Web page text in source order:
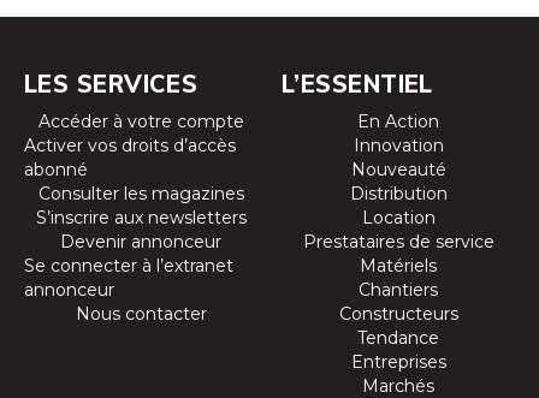
LES SERVICES
Accéder à votre compte
Activer vos droits d’accès
abonné
Consulter les magazines
S’inscrire aux newsletters
Devenir annonceur
Se connecter à l’extranet
annonceur
Nous contacter
L’ESSENTIEL
En Action
Innovation
Nouveauté
Distribution
Location
Prestataires de service
Matériels
Chantiers
Constructeurs
Tendance
Entreprises
Marchés